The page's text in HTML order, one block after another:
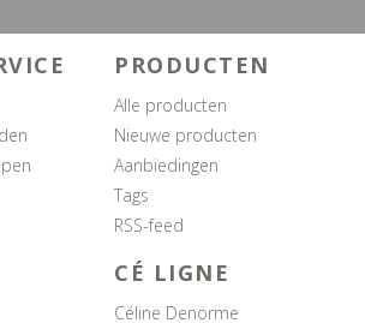
PRODUCTEN
Alle producten
Nieuwe producten
Aanbiedingen
Tags
RSS-feed
CÉ LIGNE
Céline Denorme